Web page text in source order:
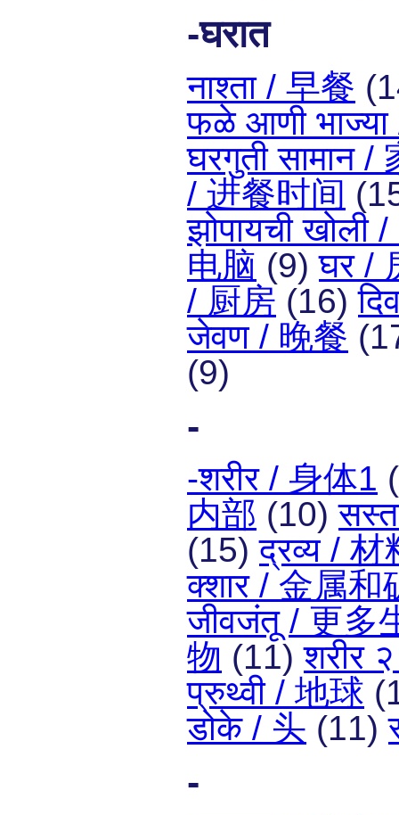
-घरात
नाश्ता / 早餐
फळे आणी
घरगुती सामान /
/ 进餐时间
झोपायची खोली
电脑 (9)घर /
/ 厨房 (16)
जेवण / 晚餐
(9)
-
-शरीर / 身体1
内部 (10)
(15)द्रव्य / 材
क्शार / 金属和
जीवजंतू / 更多
物 (11)शरीर
प्रुथ्वी / 地球
डोके / 头 (11)
-